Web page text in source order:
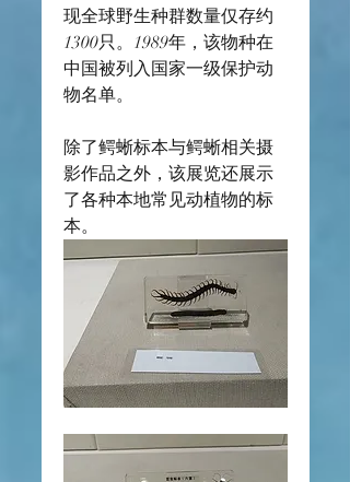
现全球野生种群数量仅存约
1300只。1989年，该物种在
中国被列入国家一级保护动
物名单。
除了鳄蜥标本与鳄蜥相关摄
影作品之外，该展览还展示
了各种本地常见动植物的标
本。